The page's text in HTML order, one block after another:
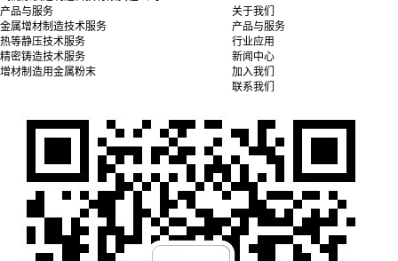
产品与服务
金属增材制造技术服务
热等静压技术服务
精密铸造技术服务
增材制造用金属粉末
关于我们
产品与服务
行业应用
新闻中心
加入我们
联系我们